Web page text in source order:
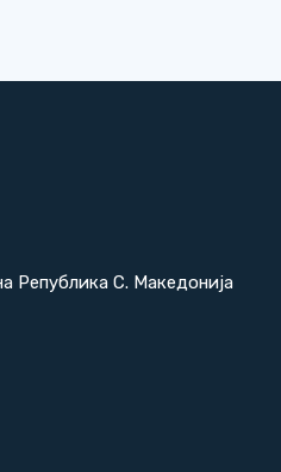
Република С. Македонија